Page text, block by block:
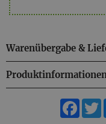
Warenübergabe &